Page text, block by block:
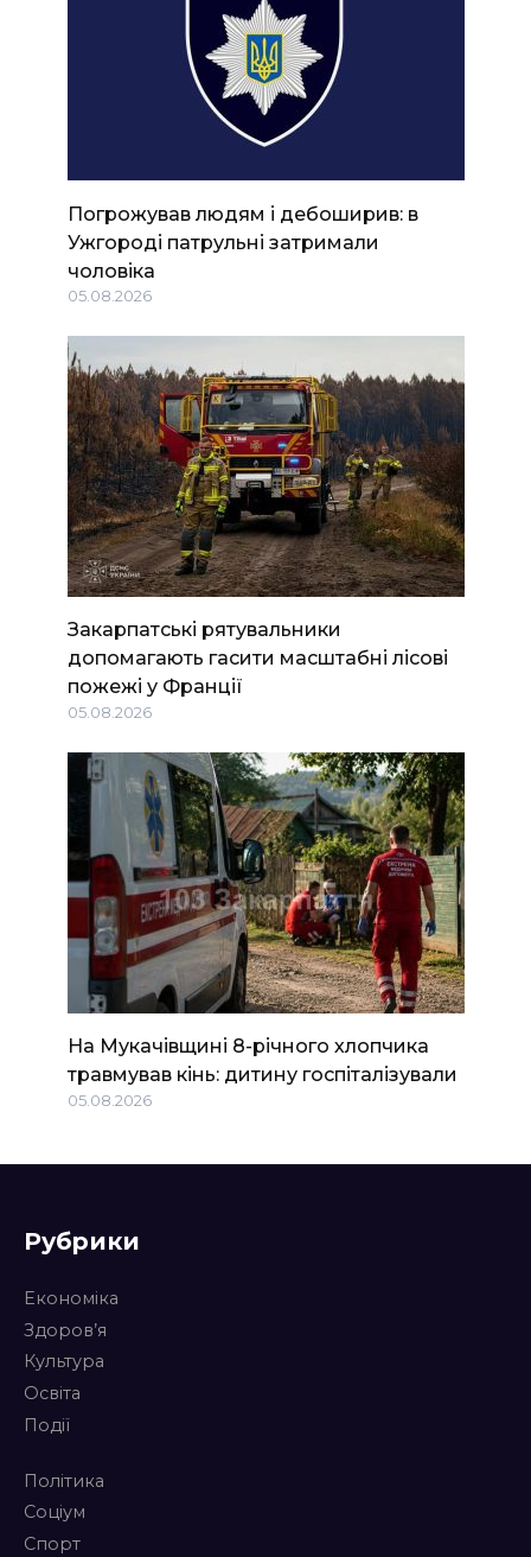
Погрожував людям і дебоширив: в
Ужгороді патрульні затримали
чоловіка
05.08.2026
Закарпатські рятувальники
допомагають гасити масштабні лісові
пожежі у Франції
05.08.2026
На Мукачівщині 8-річного хлопчика
травмував кінь: дитину госпіталізували
05.08.2026
Рубрики
Економіка
Здоров’я
Культура
Освіта
Події
Політика
Соціум
Спорт